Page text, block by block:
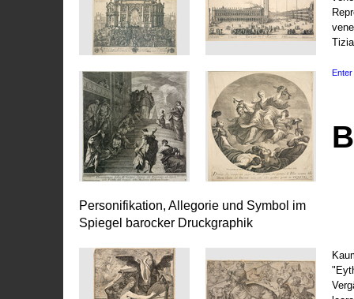
Enter
Personifikation, Allegorie und Symbol im
Spiegel barocker Druckgraphik